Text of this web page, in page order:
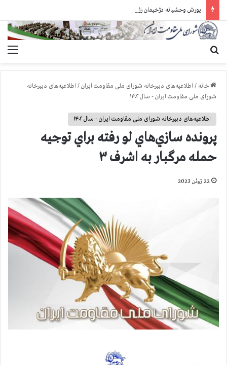
خانه / اطلاعیه‌های دبیرخانه شورای ملی مقاومت ایران/ اطلاعیه‌های دبیرخانه
شورای ملی مقاومت ایران - سال ۱۴۰۲
اطلاعیه‌های دبیرخانه شورای ملی مقاومت ایران - سال ۱۴۰۲
پرونده سازي‌هاي لو ‌رفته براي توجيه
حمله مرگبار به اشرف ۳
22 ژوئن 2023